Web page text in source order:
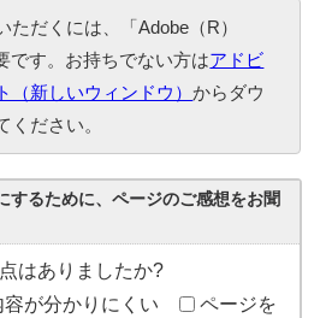
ただくには、「Adobe（R）
です。お持ちでない方はアドビ
（新しいウィンドウ）からダウ
ください。
するために、ページのご感想をお聞
はありましたか?
容が分かりにくい
ページを